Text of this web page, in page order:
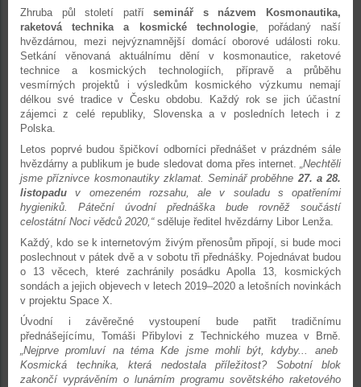
Zhruba půl století patříseminář s názvem Kosmonautika,
raketová technika a kosmické technologie, pořádaný naší
hvězdárnou, mezi nejvýznamnější domácí oborové události roku.
Setkání věnovaná aktuálnímu dění v kosmonautice, raketové
technice a kosmických technologiích, přípravě a průběhu
vesmírných projektů i výsledkům kosmického výzkumu nemají
délkou své tradice v Česku obdobu. Každý rok se jich účastní
zájemci z celé republiky, Slovenska a v posledních letech i z
Polska.
Letos poprvé budou špičkoví odborníci přednášet v prázdném sále
hvězdárny a publikum je bude sledovat doma přes internet. „Nechtěli
jsme příznivce kosmonautiky zklamat. Seminář proběhne 27. a 28.
listopadu v omezeném rozsahu, ale v souladu s opatřeními
hygieniků. Páteční úvodní přednáška bude rovněž součástí
celostátní Noci vědců 2020,“sděluje ředitel hvězdárny Libor Lenža.
Každý, kdo se k internetovým živým přenosům připojí, si bude moci
poslechnout v pátek dvě a v sobotu tři přednášky. Pojednávat budou
o 13 věcech, které zachránily posádku Apolla 13, kosmických
sondách a jejich objevech v letech 2019–2020 a letošních novinkách
v projektu Space X.
Úvodní i závěrečné vystoupení bude patřit tradičnímu
přednášejícímu, Tomáši Přibylovi z Technického muzea v Brně.
„Nejprve promluví na téma Kde jsme mohli být, kdyby... aneb
Kosmická technika, která nedostala příležitost? Sobotní blok
zakončí vyprávěním o lunárním programu sovětského raketového